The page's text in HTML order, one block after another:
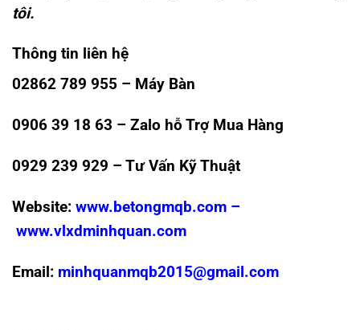
tôi.
Thông tin liên hệ
02862 789 955 – Máy Bàn
0906 39 18 63 – Zalo hỗ Trợ Mua Hàng
0929 239 929 – Tư Vấn Kỹ Thuật
Website: www.betongmqb.com –
www.vlxdminhquan.com
Email: minhquanmqb2015@gmail.com